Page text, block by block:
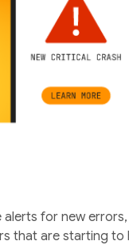
alerts for new
that are starting to